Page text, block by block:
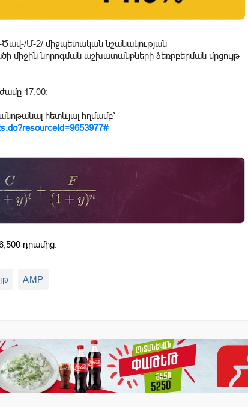
Մ-2/ միջպետական նշանակության
միջին նորոգման աշխատանքների ձեռքբերման մրցույթ
17.00։
հետևյալ հղմամբ՝
դրամից:
AMP